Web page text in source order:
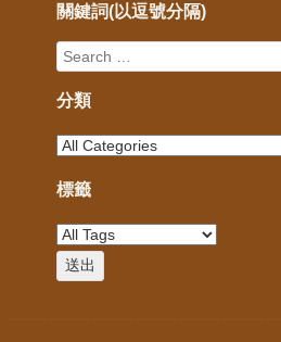
關鍵詞(以逗號分隔)
分類
標籤